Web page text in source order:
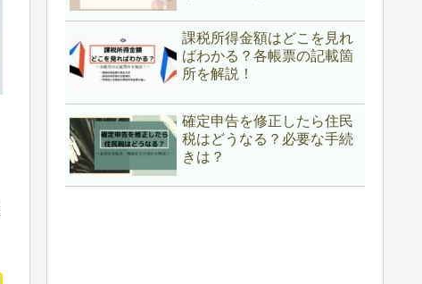
課税所得金額はどこを見れ
ばわかる？各帳票の記載箇
所を解説！
確定申告を修正したら住民
税はどうなる？必要な手続
きは？